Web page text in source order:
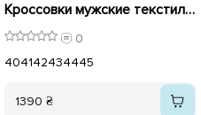
Кроссовки мужские текстиль 596180 Черные
0
404142434445
1390 ₴